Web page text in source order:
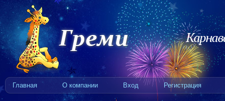
Главная О компании Вход Регистрация